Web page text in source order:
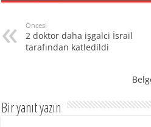
Öncesi
2 doktor daha işgalci İsrail
tarafından katledildi
Bir yanıt yazın